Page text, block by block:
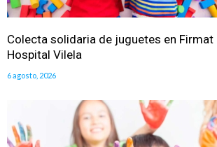
Colecta solidaria de juguetes en Firmat
Hospital Vilela
6 agosto, 2026